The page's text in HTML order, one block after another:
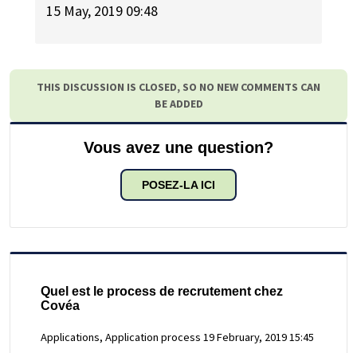
15 May, 2019 09:48
THIS DISCUSSION IS CLOSED, SO NO NEW COMMENTS CAN
BE ADDED
Vous avez une question?
POSEZ-LA ICI
Quel est le process de recrutement chez
Covéa
Applications, Application process 19 February, 2019 15:45